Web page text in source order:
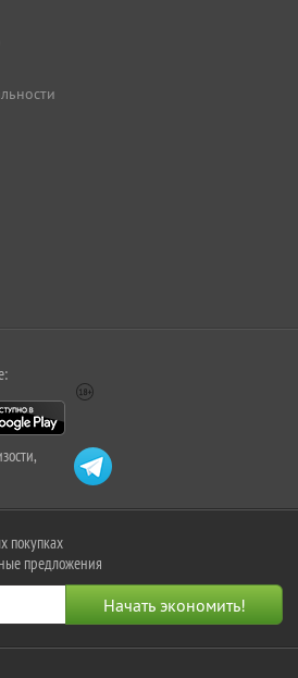
покупках
предложения